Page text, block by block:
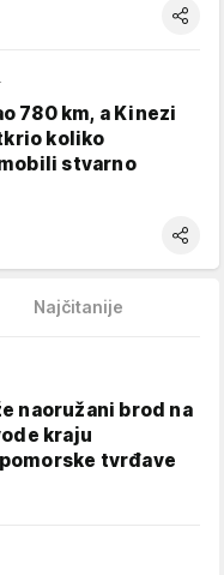
780 km, a Kinezi
koliko
stvarno
Najčitanije
naoružani brod na
kraju
tvrđave